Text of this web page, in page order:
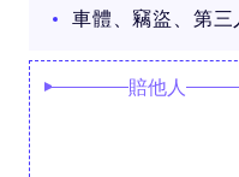
車體、竊盜、第
賠他人